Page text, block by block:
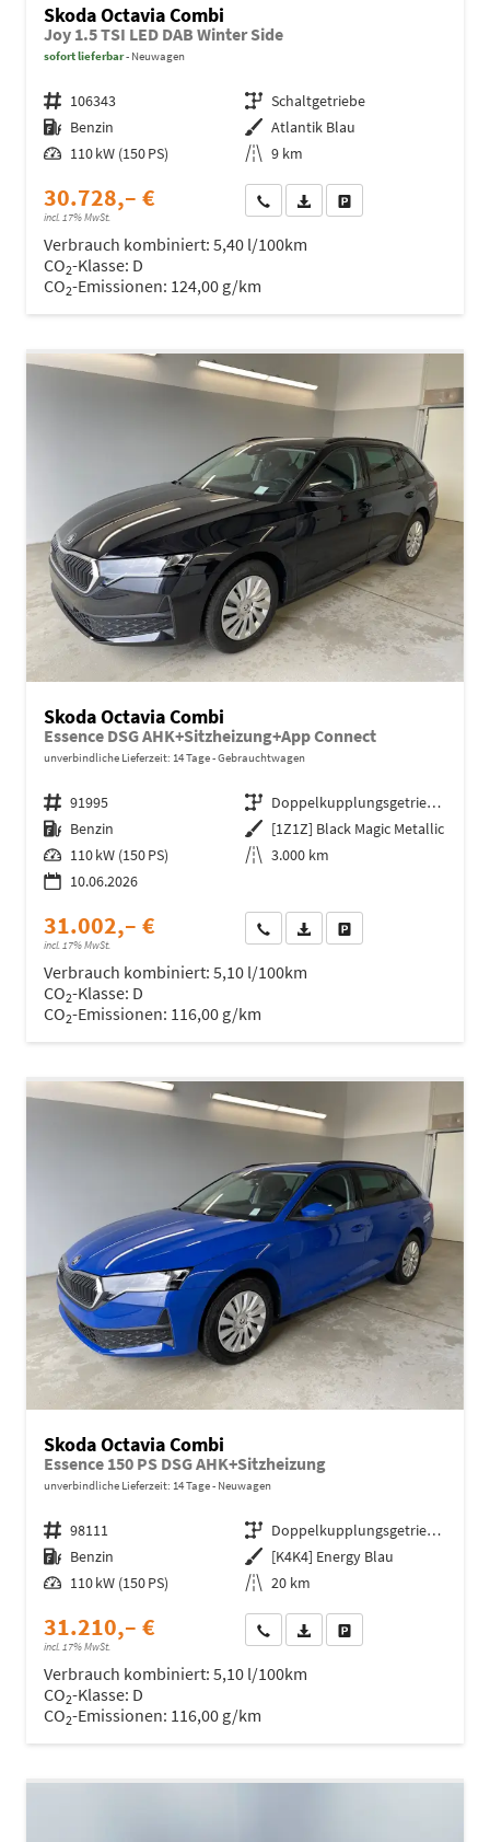
Skoda Octavia Combi
Joy 1.5 TSI LED DAB Winter Side
sofort lieferbar Neuwagen
Fahrzeugnr. 106343 Getriebe Schaltgetriebe
Kraftstoff Benzin Außenfarbe Atlantik Blau
Leistung 110 kW (150 PS) Kilometerstand 9 km
30.728,– €
incl. 17% MwSt.
Wir rufen Sie anFahrzeugexposé (PDF)
Verbrauch kombiniert: 5,40 l/100km
CO2-Klasse: D
CO2-Emissionen: 124,00 g/km
Skoda Octavia Combi
Essence DSG AHK+Sitzheizung+App Connect
unverbindliche Lieferzeit: 14 Tage Gebrauchtwagen
Fahrzeugnr. 91995 Getriebe
Doppelkupplungsgetriebe (DSG)
Kraftstoff Benzin Außenfarbe [1Z1Z] Black Magic Metallic
Leistung 110 kW (150 PS) Kilometerstand 3.000 km
10.06.2026
31.002,– €
incl. 17% MwSt.
Wir rufen Sie anFahrzeugexposé (PDF)
Verbrauch kombiniert: 5,10 l/100km
CO2-Klasse: D
CO2-Emissionen: 116,00 g/km
Skoda Octavia Combi
Essence 150 PS DSG AHK+Sitzheizung
unverbindliche Lieferzeit: 14 Tage Neuwagen
Fahrzeugnr. 98111 Getriebe
Doppelkupplungsgetriebe (DSG)
Kraftstoff Benzin Außenfarbe [K4K4] Energy Blau
Leistung 110 kW (150 PS) Kilometerstand 20 km
31.210,– €
incl. 17% MwSt.
Wir rufen Sie anFahrzeugexposé (PDF)
Verbrauch kombiniert: 5,10 l/100km
CO2-Klasse: D
CO2-Emissionen: 116,00 g/km